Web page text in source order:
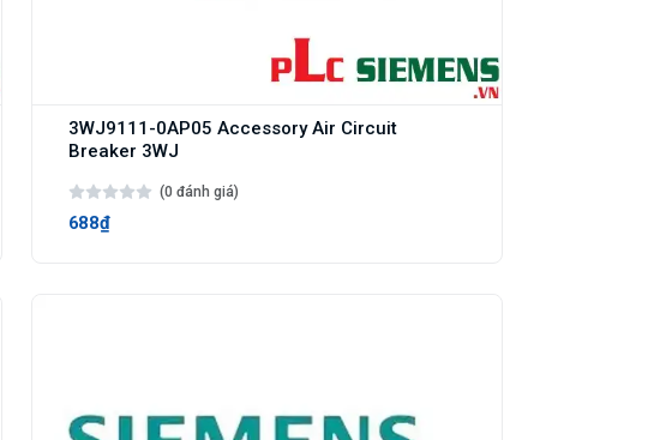
3WJ9111-0AP05 Accessory Air Circuit
Breaker 3WJ
(0 đánh giá)
688₫